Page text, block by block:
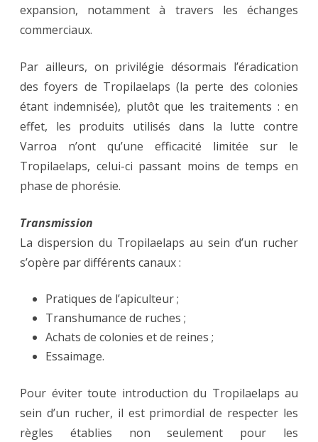
expansion, notamment à travers les échanges
commerciaux.
Par ailleurs, on privilégie désormais l’éradication
des foyers de Tropilaelaps (la perte des colonies
étant indemnisée), plutôt que les traitements : en
effet, les produits utilisés dans la lutte contre
Varroa n’ont qu’une efficacité limitée sur le
Tropilaelaps, celui-ci passant moins de temps en
phase de phorésie.
Transmission
La dispersion du Tropilaelaps au sein d’un rucher
s’opère par différents canaux :
Pratiques de l’apiculteur ;
Transhumance de ruches ;
Achats de colonies et de reines ;
Essaimage.
Pour éviter toute introduction du Tropilaelaps au
sein d’un rucher, il est primordial de respecter les
règles établies non seulement pour les